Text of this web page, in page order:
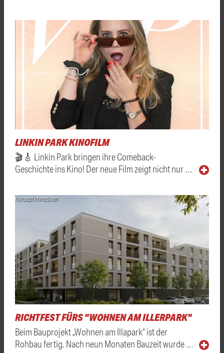
LINKIN PARK KINOFILM
🎬🎸 Linkin Park bringen ihre Comeback-
Geschichte ins Kino! Der neue Film zeigt nicht nur …
Konzept Immobilien
RICHTFEST FÜRS "WOHNEN AM ILLERPARK"
Beim Bauprojekt „Wohnen am Illapark“ ist der
Rohbau fertig. Nach neun Monaten Bauzeit wurde …